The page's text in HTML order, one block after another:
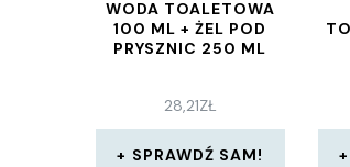
WODA TOALETOWA
100 ML + ŻEL POD
PRYSZNIC 250 ML
28,21ZŁ
SPRAWDŹ SAM!